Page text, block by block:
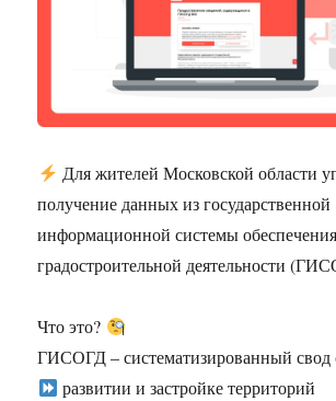
Для жителей Московской области
получение данных из государственной
информационной системы обеспечения
градостроительной деятельности
Что это?
ГИСОГД – систематизированный свод
развитии и застройке территорий